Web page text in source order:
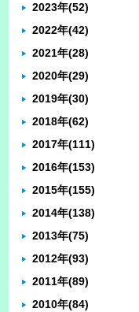
2023年(52)
2022年(42)
2021年(28)
2020年(29)
2019年(30)
2018年(62)
2017年(111)
2016年(153)
2015年(155)
2014年(138)
2013年(75)
2012年(93)
2011年(89)
2010年(84)